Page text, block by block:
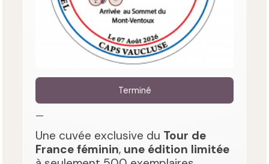
Terminé
—
Une cuvée exclusive du Tour de
France féminin, une édition limitée